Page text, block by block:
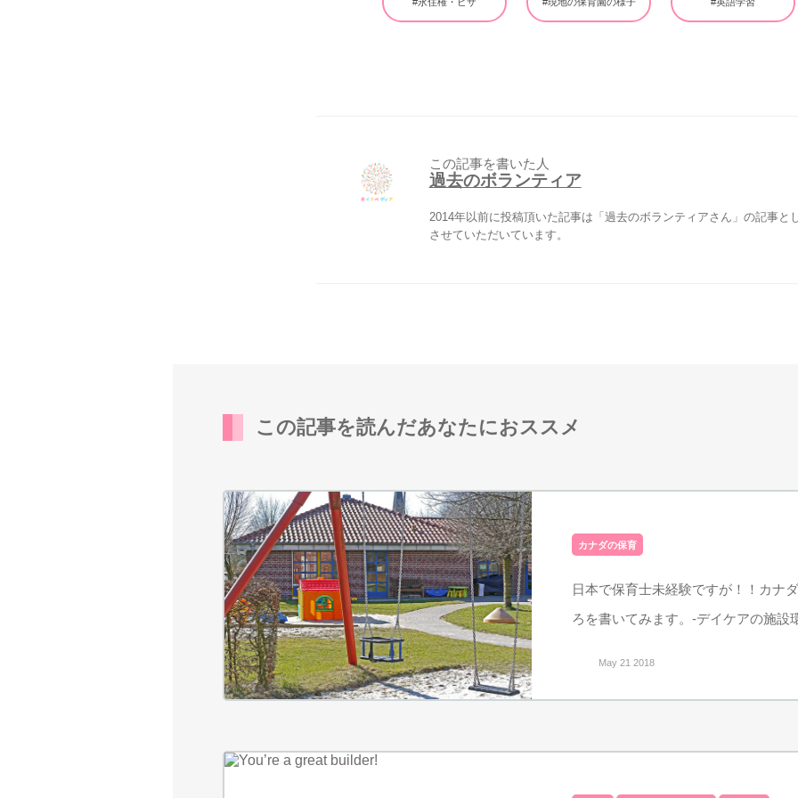
この記事を書いた人
過去のボランティア
2014年以前に投稿頂いた記事は「過去のボランティアさん」の記事と
させていただいています。
この記事を読んだあなたにおススメ
カナダの保育
日本で保育士未経験ですが！！カナ
ろを書いてみます。-デイケアの施設
May 21 2018